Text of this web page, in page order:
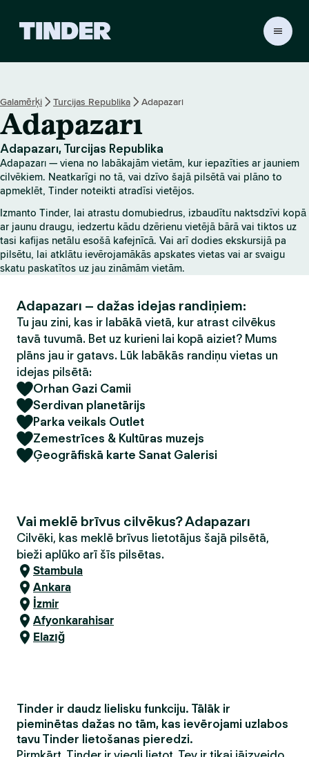
r
s
ā
k
u
m
l
p
a
Galamērķi Turcijas Republika Adapazarı
Adapazarı
Adapazarı, Turcijas Republika
Adapazarı — viena no labākajām vietām, kur iepazīties ar jauniem
cilvēkiem. Neatkarīgi no tā, vai dzīvo šajā pilsētā vai plāno to
apmeklēt, Tinder noteikti atradīsi vietējos.
Izmanto Tinder, lai atrastu domubiedrus, izbaudītu naktsdzīvi kopā
ar jaunu draugu, iedzertu kādu dzērienu vietējā bārā vai tiktos uz
tasi kafijas netālu esošā kafejnīcā. Vai arī dodies ekskursijā pa
pilsētu, lai atklātu ievērojamākās apskates vietas vai ar svaigu
skatu paskatītos uz jau zināmām vietām.
Adapazarı – dažas idejas randiņiem:
Tu jau zini, kas ir labākā vietā, kur atrast cilvēkus
tavā tuvumā. Bet uz kurieni lai kopā aiziet? Mums
plāns jau ir gatavs. Lūk labākās randiņu vietas un
idejas pilsētā:
Orhan Gazi Camii
Serdivan planetārijs
Parka veikals Outlet
Zemestrīces & Kultūras muzejs
Ģeogrāfiskā karte Sanat Galerisi
Vai meklē brīvus cilvēkus? Adapazarı
Cilvēki, kas meklē brīvus lietotājus šajā pilsētā,
bieži aplūko arī šīs pilsētas.
Stambula
Ankara
İzmir
Afyonkarahisar
Elazığ
Tinder ir daudz lielisku funkciju. Tālāk ir
pieminētas dažas no tām, kas ievērojami uzlabos
tavu Tinder lietošanas pieredzi.